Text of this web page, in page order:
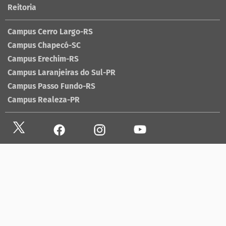
Reitoria
Campus Cerro Largo-RS
Campus Chapecó-SC
Campus Erechim-RS
Campus Laranjeiras do Sul-PR
Campus Passo Fundo-RS
Campus Realeza-PR